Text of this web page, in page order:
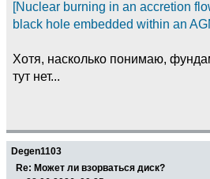
[Nuclear burning in an accretion
black hole embedded within an
Хотя, насколько понимаю,
тут нет...
Degen1103
Re: Может ли взорваться диск?